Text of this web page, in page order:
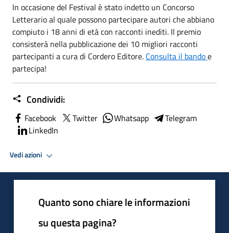
In occasione del Festival è stato indetto un Concorso
Letterario al quale possono partecipare autori che abbiano
compiuto i 18 anni di età con racconti inediti. Il premio
consisterà nella pubblicazione dei 10 migliori racconti
partecipanti a cura di Cordero Editore. Consulta il bandoe
partecipa!
Condividi:
Facebook Twitter Whatsapp
Telegram
LinkedIn
Vedi azioni
Quanto sono chiare le informazioni
su questa pagina?